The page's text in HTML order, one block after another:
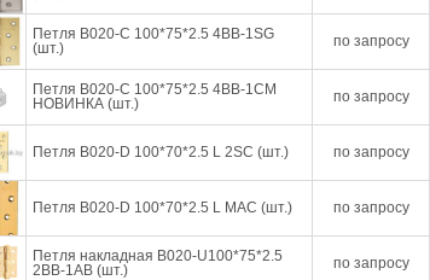
Петля B020-C 100*75*2.5 4BB-1SG
(шт.)
по запросу
Петля B020-C 100*75*2.5 4BB-1СМ
НОВИНКА (шт.)
по запросу
Петля B020-D 100*70*2.5 L 2SС (шт.) по запросу
Петля B020-D 100*70*2.5 L МАС (шт.) по запросу
Петля накладная B020-U100*75*2.5
2BB-1AB (шт.)
по запросу